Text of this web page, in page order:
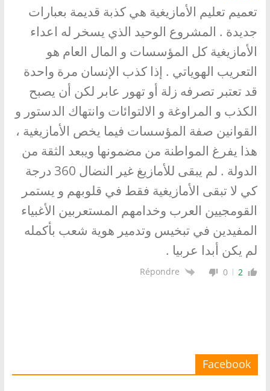
تعميم تعليم الأمازيغية هي كذبة قديمة بعبارات
جديدة . المشروع الوحيد الذي يسخر له اعداء
الأمازيغية كل المؤسسات و المال العام هو
التعريب الهوياتي . إذا كذب الإنسان مرة واحدة
قد تعتبر تصرفه زلة أو تهور عابر لكن أن يصبح
الكذب و المراوغة و الالتوائات وانتهاك الدستور و
القوانين صفة المؤسسات فيما يخص الأمازيغية ،
هذا يفرغ المواطنة من مضمونها ويبعد الثقة من
الدولة . لم يبقى للأمازيغ غير النضال 360 درجة
كي لا تبقى الأمازيغية فقط في قلوبهم و يستمر
القومجيين العرب وخدامهم المستعربين الأغبياء
المفيدين في تبخيس وتدمير هوية شعب بأكمله
لم يكن أبدا عربيا .
2
0
Répondre
Facebook